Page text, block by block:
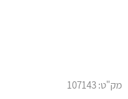
מק"ט:107143